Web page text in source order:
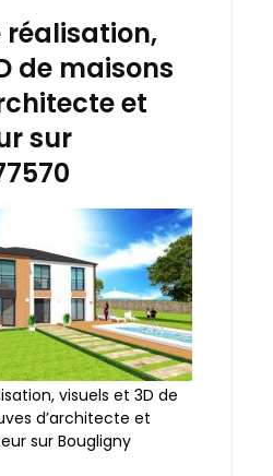
réalisation,
de maisons
et
sur
visuels et 3D de
d’architecte et
sur Bougligny